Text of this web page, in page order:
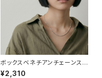
ボックスベネチアンチェーンステ
ンレスネックレス
¥2,310